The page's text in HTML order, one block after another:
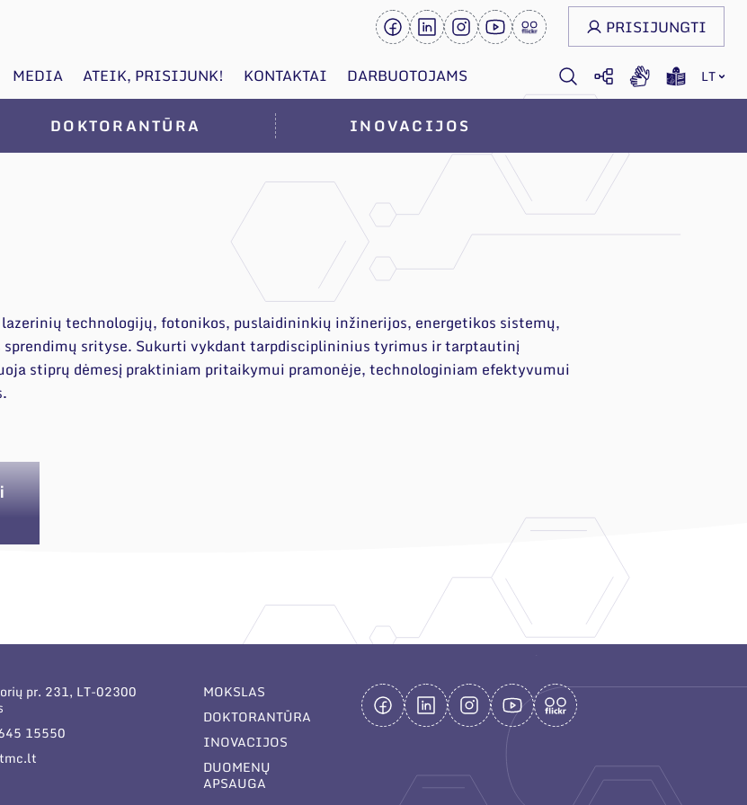
MEDIA ATEIK, PRISIJUNK! KONTAKTAI DARBUOTOJAMS LT
PRISIJUNGTI
DOKTORANTŪRA INOVACIJOS
technologijų, fotonikos, puslaidininkių inžinerijos, energetikos sistemų,
srityse. Sukurti vykdant tarpdisciplininius tyrimus ir tarptautinį
stiprų dėmesį praktiniam pritaikymui pramonėje, technologiniam efektyvumui
pr. 231, LT-02300
15550
MOKSLAS
DOKTORANTŪRA
INOVACIJOS
DUOMENŲ
APSAUGA